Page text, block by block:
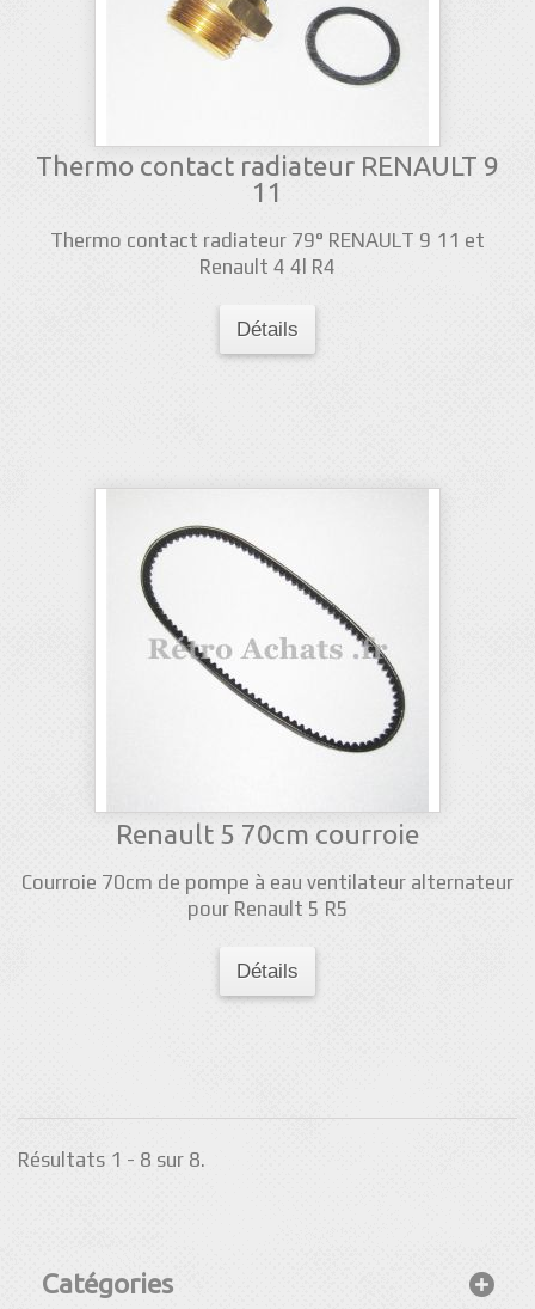
Thermo contact radiateur RENAULT 9
11
Thermo contact radiateur 79° RENAULT 9 11 et
Renault 4 4l R4
Détails
Renault 5 70cm courroie
Courroie 70cm de pompe à eau ventilateur alternateur
pour Renault 5 R5
Détails
Résultats 1 - 8 sur 8.
Catégories